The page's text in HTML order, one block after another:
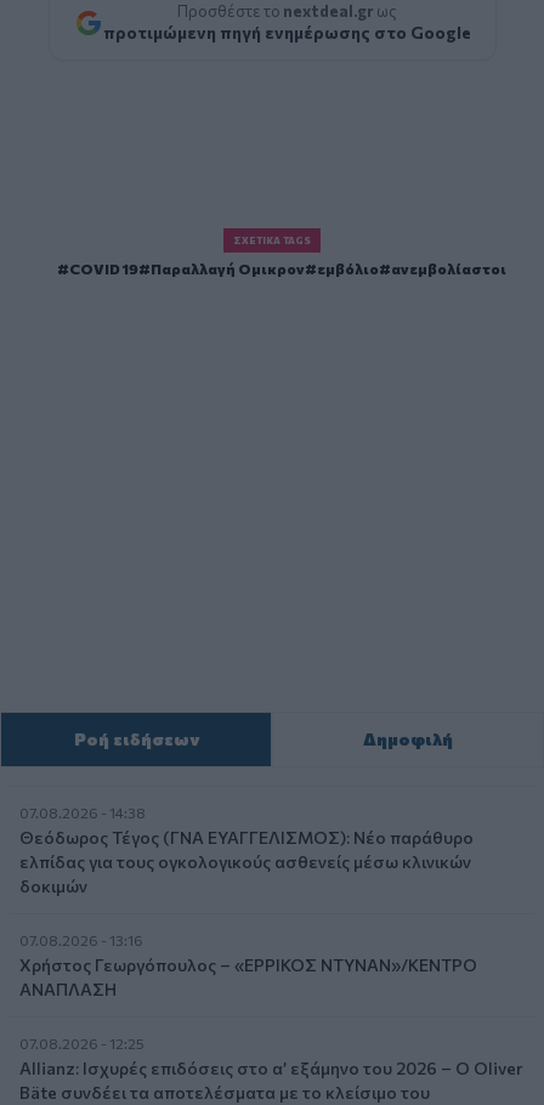
Προσθέστε το nextdeal.gr ως
προτιμώμενη πηγή ενημέρωσης στο Google
ΣΧΕΤΙΚΆ TAGS
COVID 19 Παραλλαγή Ομικρον εμβόλιο ανεμβολίαστοι
Ροή ειδήσεων Δημοφιλή
07.08.2026 - 14:38
Θεόδωρος Τέγος (ΓΝΑ ΕΥΑΓΓΕΛΙΣΜΟΣ): Νέο παράθυρο
ελπίδας για τους ογκολογικούς ασθενείς μέσω κλινικών
δοκιμών
07.08.2026 - 13:16
Χρήστος Γεωργόπουλος – «ΕΡΡΙΚΟΣ ΝΤΥΝΑΝ»/ΚΕΝΤΡΟ
ΑΝΑΠΛΑΣΗ
07.08.2026 - 12:25
Allianz: Ισχυρές επιδόσεις στο α’ εξάμηνο του 2026 – Ο Oliver
Bäte συνδέει τα αποτελέσματα με το κλείσιμο του